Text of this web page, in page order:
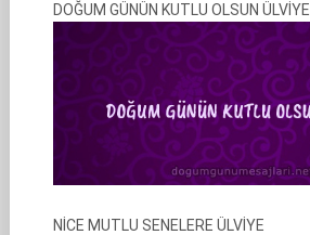
DOĞUM GÜNÜN KUTLU OLSUN ÜLVİYE
NİCE MUTLU SENELERE ÜLVİYE